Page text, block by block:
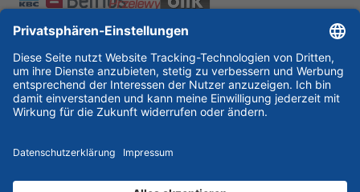
ESSKA International
new
new new